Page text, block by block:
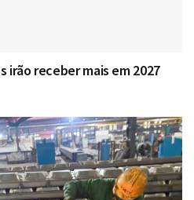
irão receber mais em 2027